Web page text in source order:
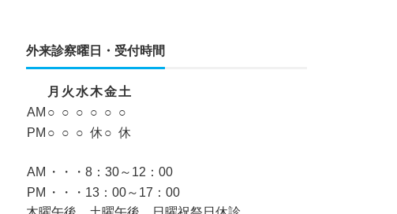
外来診察曜日・受付時間
月 火 水木金土
AM ○ ○ ○ ○ ○ ○
PM ○ ○ ○ 休○ 休
AM
・・・8：30～12：00
PM
・・・13：00～17：00